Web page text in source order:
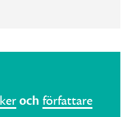
och författare